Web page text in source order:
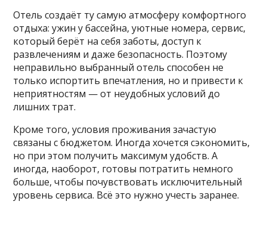
Отель создаёт ту самую атмосферу комфортного
отдыха: ужин у бассейна, уютные номера, сервис,
который берёт на себя заботы, доступ к
развлечениям и даже безопасность. Поэтому
неправильно выбранный отель способен не
только испортить впечатления, но и привести к
неприятностям — от неудобных условий до
лишних трат.
Кроме того, условия проживания зачастую
связаны с бюджетом. Иногда хочется сэкономить,
но при этом получить максимум удобств. А
иногда, наоборот, готовы потратить немного
больше, чтобы почувствовать исключительный
уровень сервиса. Всё это нужно учесть заранее.